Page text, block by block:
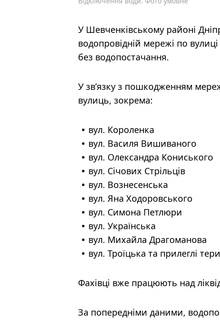
У Шевченківському районі
водопровідній мережі по
без водопостачання.
У зв’язку з пошкодженням
вулиць, зокрема:
вул. Короленка
вул. Василя Вишиваного
вул. Олександра Кониського
вул. Січових Стрільців
вул. Вознесенська
вул. Яна Ходоровського
вул. Симона Петлюри
вул. Українська
вул. Михайла Драгоманова
вул. Троїцька та прилеглі
Фахівці вже працюють над
За попередніми даними,